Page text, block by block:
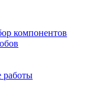
компонентов
работы